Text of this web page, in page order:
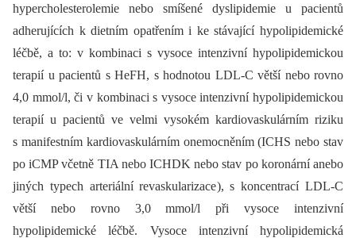
hypercholesterolemie nebo smíšené dyslipidemie u pacientů
adherujících k dietním opatřením i ke stávající hypolipidemické
léčbě, a to: v kombinaci s vysoce intenzivní hypolipidemickou
terapií u pacientů s HeFH, s hodnotou LDL-C větší nebo rovno
4,0 mmol/l, či v kombinaci s vysoce intenzivní hypolipidemickou
terapií u pacientů ve velmi vysokém kardiovaskulárním riziku
s manifestním kardiovaskulárním onemocněním (ICHS nebo stav
po iCMP včetně TIA nebo ICHDK nebo stav po koronární anebo
jiných typech arteriální revaskularizace), s koncentrací LDL-C
větší nebo rovno 3,0 mmol/l při vysoce intenzivní
hypolipidemické léčbě. Vysoce intenzivní hypolipidemická